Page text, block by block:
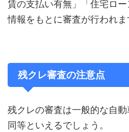
賃の支払い有無」「住宅ロ
情報をもとに審査が行われま
残クレ審査の注意点
残クレの審査は一般的な自
同等といえるでしょう。